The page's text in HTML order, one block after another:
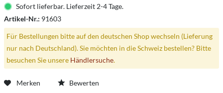
Sofort lieferbar. Lieferzeit 2-4 Tage.
Artikel-Nr.: 91603
Für Bestellungen bitte auf den deutschen Shop wechseln (Lieferung
nur nach Deutschland). Sie möchten in die Schweiz bestellen? Bitte
besuchen Sie unsere Händlersuche.
Merken Bewerten